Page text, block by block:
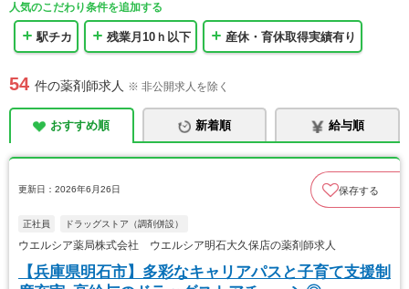
人気のこだわり条件を追加する
駅チカ 残業月10ｈ以下 産休・育休取得実績有り
54 件の薬剤師求人 ※ 非公開求人を除く
おすすめ順 新着順 給与順
更新日：2026年6月26日 保存する
正社員 ドラッグストア（調剤併設）
ウエルシア薬局株式会社 ウエルシア明石大久保店の薬剤師求人
【兵庫県明石市】多彩なキャリアパスと子育て支援制